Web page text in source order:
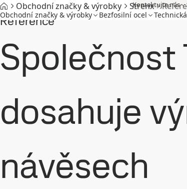
Kontaktujte nás
Obchodní značky & výrobky Bezfosilní ocel
Obchodní značky & výrobky Strenx
Reference
Společnost
dosahuje
návěsech